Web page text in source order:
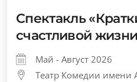
Спектакль
счастливой
Май - Август 2026
Театр Комедии имени